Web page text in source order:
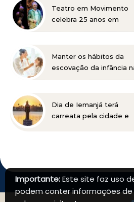
TV e teatro
Teatro em Movimento
celebra 25 anos em
“Delírio”
Manter os hábitos da
escovação da infância
Dia de Iemanjá terá
carreata pela cidade e
Importante:Este site faz uso
podem conter informações